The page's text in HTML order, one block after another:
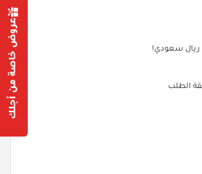
الطلب
عروض خاصة من أجلك